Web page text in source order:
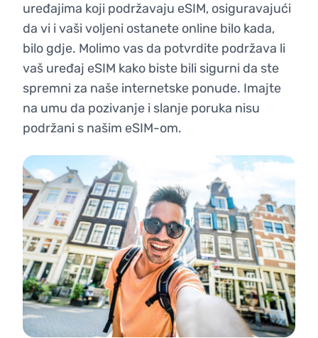
uređajima koji podržavaju eSIM, osiguravajući
da vi i vaši voljeni ostanete online bilo kada,
bilo gdje. Molimo vas da potvrdite podržava li
vaš uređaj eSIM kako biste bili sigurni da ste
spremni za naše internetske ponude. Imajte
na umu da pozivanje i slanje poruka nisu
podržani s našim eSIM-om.